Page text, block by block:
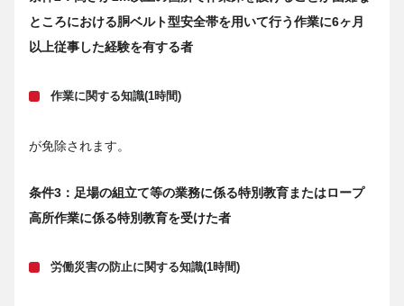
ところにおける胴ベルト型安全帯を用いて行う作業に6ヶ月
以上従事した経験を有する者
作業に関する知識(1時間)
が免除されます。
条件3：足場の組立て等の業務に係る特別教育またはロープ
高所作業に係る特別教育を受けた者
労働災害の防止に関する知識(1時間)